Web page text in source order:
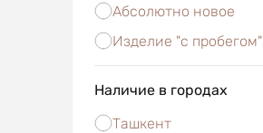
Абсолютно новое
Изделие "с пробегом"
Наличие в городах
Ташкент